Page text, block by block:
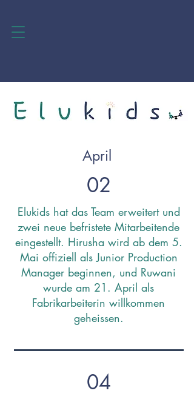
April
02
Elukids hat das Team erweitert und
zwei neue befristete Mitarbeitende
eingestellt. Hirusha wird ab dem 5.
Mai offiziell als Junior Production
Manager beginnen, und Ruwani
wurde am 21. April als
Fabrikarbeiterin willkommen
geheissen.
04